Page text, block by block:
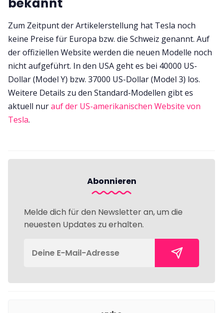
Zum Zeitpunt der Artikelerstellung hat Tesla noch
keine Preise für Europa bzw. die Schweiz genannt. Auf
der offiziellen Website werden die neuen Modelle noch
nicht aufgeführt. In den USA geht es bei 40000 US-
Dollar (Model Y) bzw. 37000 US-Dollar (Model 3) los.
Weitere Details zu den Standard-Modellen gibt es
aktuell nurauf der US-amerikanischen Website von
Tesla.
Abonnieren
Melde dich für den Newsletter an, um die
neuesten Updates zu erhalten.